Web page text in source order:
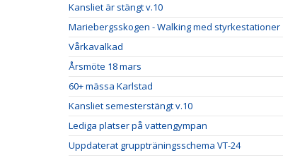
Kansliet är stängt v.10
Mariebergsskogen - Walking med styrkestationer
Vårkavalkad
Årsmöte 18 mars
60+ mässa Karlstad
Kansliet semesterstängt v.10
Lediga platser på vattengympan
Uppdaterat gruppträningsschema VT-24